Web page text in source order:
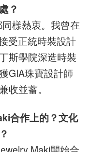
？
樣熱衷。我曾在
受正統時裝設計
斯學院深造時裝
GIA珠寶設計師
收並蓄。
合作上的？文化